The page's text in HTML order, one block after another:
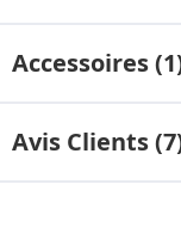
Accessoires
Avis Clients